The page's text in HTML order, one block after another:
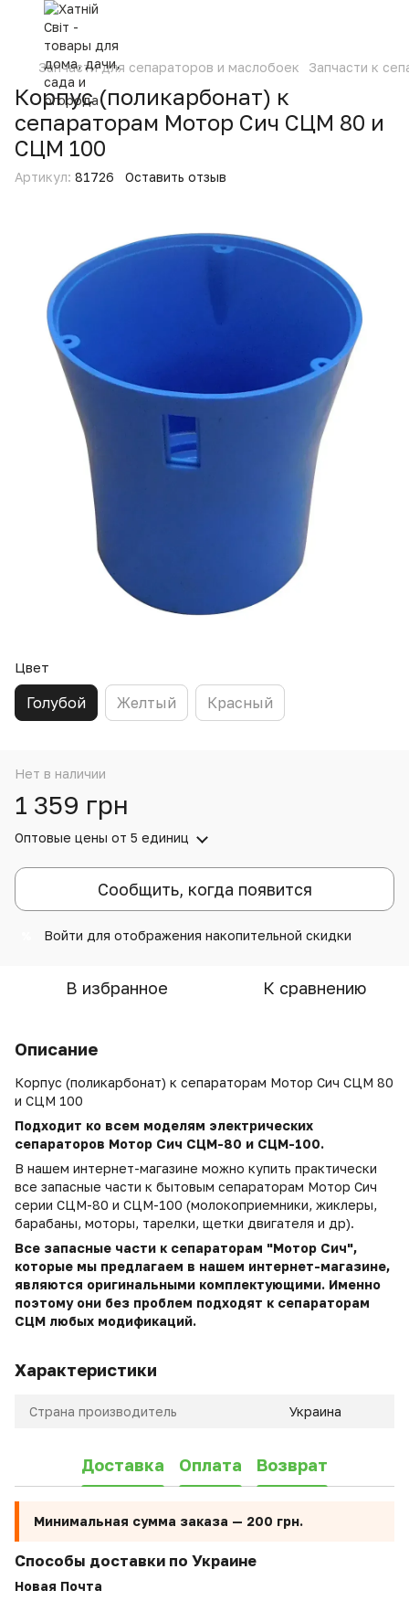
Запчасти для сепараторов и маслобоек Запчасти к
Корпус (поликарбонат) к
сепараторам Мотор Сич СЦМ 80 и
СЦМ 100
Артикул: 81726 Оставить отзыв
Цвет
Голубой Желтый Красный
Нет в наличии
1 359 грн
Оптовые цены от 5 единиц
Сообщить, когда появится
Войти для отображения накопительной скидки
В избранное К сравнению
Описание
Корпус (поликарбонат) к сепараторам Мотор Сич СЦМ 80
и СЦМ 100
Подходит ко всем моделям электрических
сепараторов Мотор Сич СЦМ-80 и СЦМ-100.
В нашем интернет-магазине можно купить практически
все запасные части к бытовым сепараторам Мотор Сич
серии СЦМ-80 и СЦМ-100 (молокоприемники, жиклеры,
барабаны, моторы, тарелки, щетки двигателя и др).
Все запасные части к сепараторам "Мотор Сич",
которые мы предлагаем в нашем интернет-магазине,
являются оригинальными комплектующими. Именно
поэтому они без проблем подходят к сепараторам
СЦМ любых модификаций.
Характеристики
Страна производитель Украина
Доставка Оплата Возврат
Минимальная сумма заказа — 200 грн.
Способы доставки по Украине
Новая Почта